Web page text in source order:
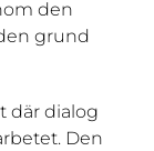
den
grund
där dialog
Den